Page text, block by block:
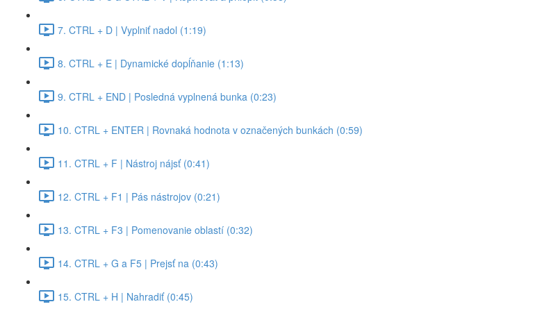
7. CTRL + D | Vyplniť nadol (1:19)
8. CTRL + E | Dynamické dopĺňanie (1:13)
9. CTRL + END | Posledná vyplnená bunka (0:23)
10. CTRL + ENTER | Rovnaká hodnota v označených bunkách (0:59)
11. CTRL + F | Nástroj nájsť (0:41)
12. CTRL + F1 | Pás nástrojov (0:21)
13. CTRL + F3 | Pomenovanie oblastí (0:32)
14. CTRL + G a F5 | Prejsť na (0:43)
15. CTRL + H | Nahradiť (0:45)